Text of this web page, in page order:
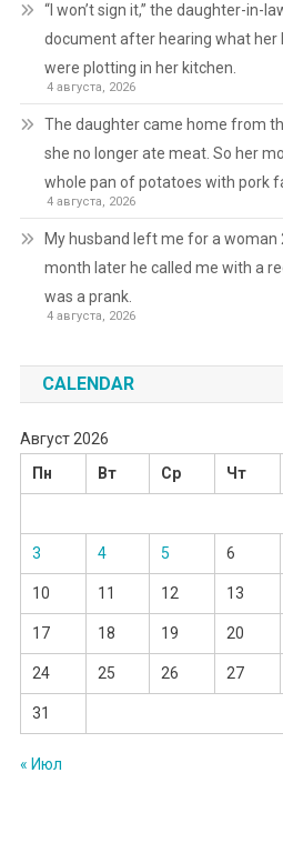
“I won’t sign it,” the daughter-in-
document after hearing what her
were plotting in her kitchen.
4 августа, 2026
The daughter came home from
she no longer ate meat. So her
whole pan of potatoes with pork
4 августа, 2026
My husband left me for a woman
month later he called me with a
was a prank.
4 августа, 2026
CALENDAR
Август 2026
Пн
Вт Ср Чт
3 4 5 6
10 11 12 13
17 18 19 20
24 25 26 27
31
« Июл